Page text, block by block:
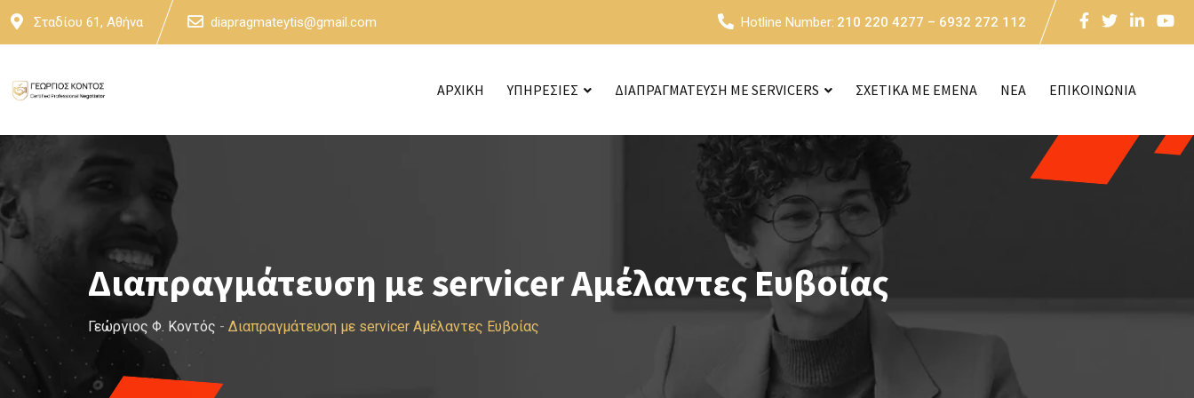
Skip
Σταδίου 61, Αθήνα diapragmateytis@gmail.com Hotline Number: 210 220 4277 – 6932 272 112
ΑΡΧΙΚΗ ΥΠΗΡΕΣΙΕΣ ΔΙΑΠΡΑΓΜΑΤΕΥΣΗ ΜΕ SERVICERS ΣΧΕΤΙΚΑ ΜΕ ΕΜΕΝΑ NEA ΕΠΙΚΟΙΝΩΝΙΑ
Διαπραγμάτευση με servicer Αμέλαντες Ευβοίας
Γεώργιος Φ. Κοντός - Διαπραγμάτευση με servicer Αμέλαντες Ευβοίας